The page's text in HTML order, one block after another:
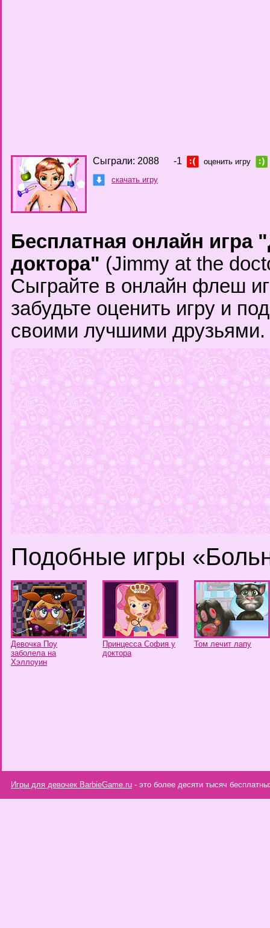
Сыграли: 2088 -1
оценить игру
скачать игру
Бесплатная онлайн игра
доктора" (Jimmy at the
Сыграйте в онлайн флеш
забудьте оценить игру и
своими лучшими друзьями.
Подобные игры
Девочка Поу
заболела на
Хэллоуин
Принцесса София у
доктора
Том лечит лапу
Игры для девочек BarbieGame.ru - это более десяти тысяч